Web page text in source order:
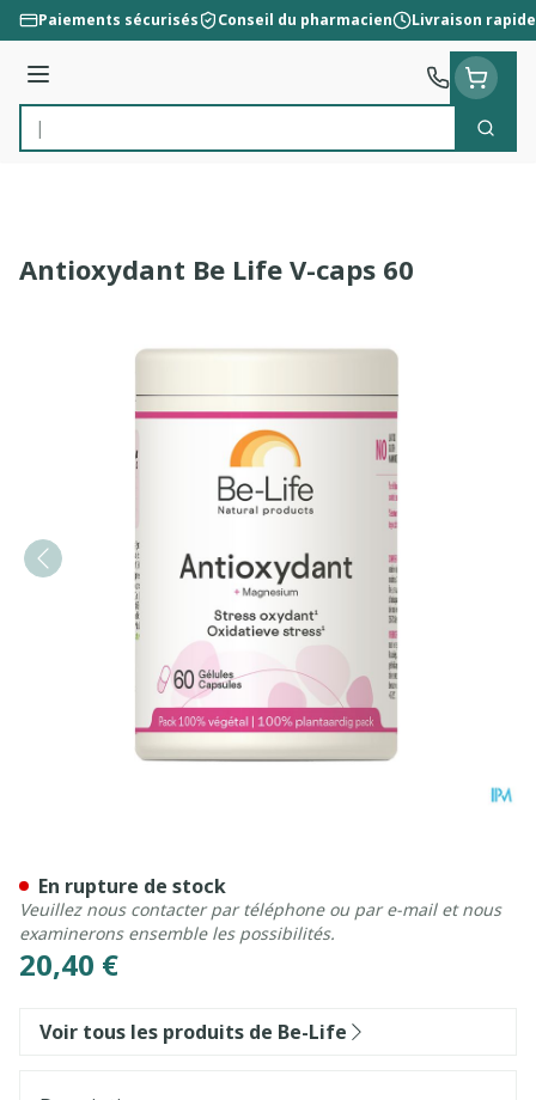
Aller au contenu
Paiements sécurisés Conseil du pharmacien Livraison rapide
Menu
Rechercher
Antioxydant Be Life V-caps 60
20,40 €
En rupture de stock
Veuillez nous contacter par téléphone ou par e-mail et nous
examinerons ensemble les possibilités.
Voir tous les produits de Be-Life